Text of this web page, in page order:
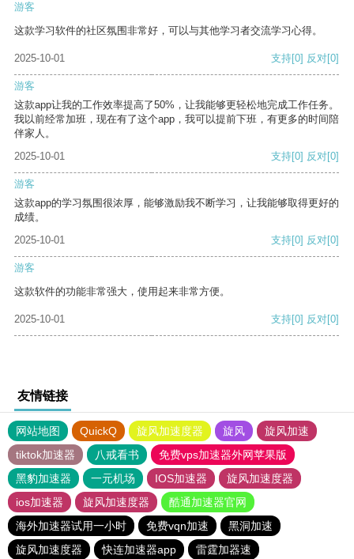
游客
这款学习软件的社区氛围非常好，可以与其他学习者交流学习心得。
2025-10-01 支持[0] 反对[0]
游客
这款app让我的工作效率提高了50%，让我能够更轻松地完成工作任务。
我以前经常加班，现在有了这个app，我可以提前下班，有更多的时间陪
伴家人。
2025-10-01
支持[0] 反对[0]
游客
这款app的学习氛围很浓厚，能够激励我不断学习，让我能够取得更好的
成绩。
2025-10-01
支持[0] 反对[0]
游客
这款软件的功能非常强大，使用起来非常方便。
2025-10-01 支持[0] 反对[0]
友情链接
网站地图 QuickQ 旋风加速度器 旋风
旋风加速
tiktok加速器
八戒看书
免费vps加速器外网苹果版
黑豹加速器
一元机场 IOS加速器
旋风加速度器
ios加速器
旋风加速度器
酷通加速器官网
海外加速器试用一小时
免费vqn加速
黑洞加速
旋风加速度器
快连加速器app 雷霆加器速